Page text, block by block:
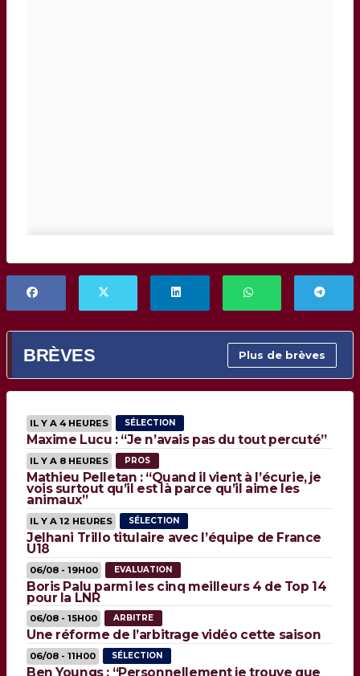
BRÈVES Plus de brèves
IL Y A 4 HEURES SÉLECTION
Maxime Lucu : “Je n’avais pas du tout percuté”
IL Y A 8 HEURES PROS
Mathieu Pelletan : “Quand il vient à l’écurie, je
vois surtout qu’il est là parce qu’il aime les
animaux”
IL Y A 12 HEURES SÉLECTION
Jelhani Trillo titulaire avec l’équipe de France
U18
06/08 - 19H00 EVALUATION
Boris Palu parmi les cinq meilleurs 4 de Top 14
pour la LNR
06/08 - 15H00 ARBITRE
Une réforme de l’arbitrage vidéo cette saison
06/08 - 11H00 SÉLECTION
Ben Youngs : “Personnellement je trouve que